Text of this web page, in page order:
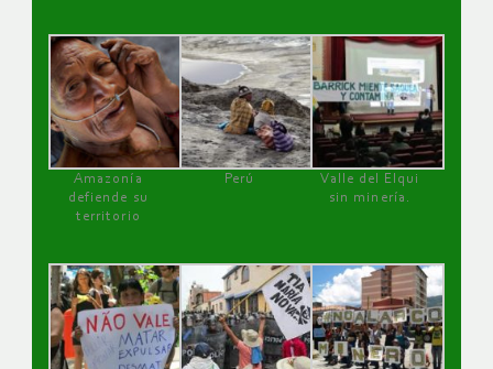
Amazonía
defiende su
territorio
Perú
Valle del Elqui
sin minería.